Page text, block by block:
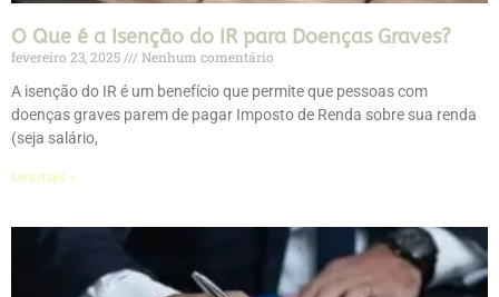
O Que é a Isenção do IR para Doenças Graves?
fevereiro 23, 2025
Nenhum comentário
A isenção do IR é um benefício que permite que pessoas com
doenças graves parem de pagar Imposto de Renda sobre sua renda
(seja salário,
Leia mais »